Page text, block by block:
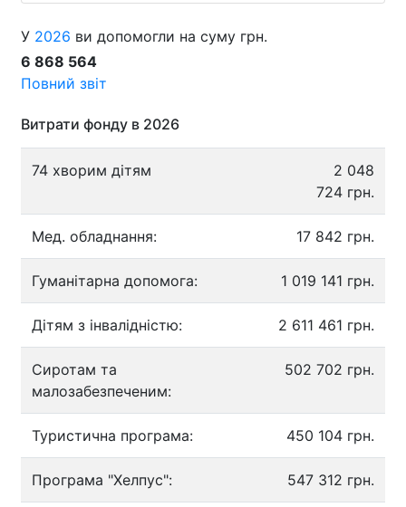
У 2026 ви допомогли на суму грн.
6 868 564
Повний звіт
Витрати фонду в 2026
74 хворим дітям
2 048
724 грн.
Мед. обладнання: 17 842 грн.
Гуманітарна допомога: 1 019 141 грн.
Дітям з інвалідністю: 2 611 461 грн.
Сиротам та
малозабезпеченим:
502 702 грн.
Туристична програма: 450 104 грн.
Програма "Хелпус": 547 312 грн.